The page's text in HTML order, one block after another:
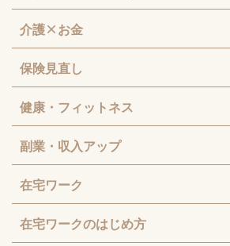
介護×お金
保険見直し
健康・フィットネス
副業・収入アップ
在宅ワーク
在宅ワークのはじめ方